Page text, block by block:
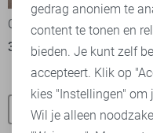
C&S The Label Blouse
30,00 59,99
C&S The Label blouses
Marketing cookies
gedrag anoniem te
content te tonen en
bieden. Je kunt zelf
accepteert. Klik op
kies "Instellingen" om
Wil je alleen